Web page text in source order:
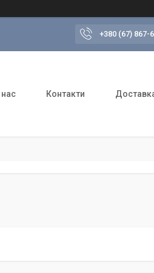
+380 (67) 867-
Контакти